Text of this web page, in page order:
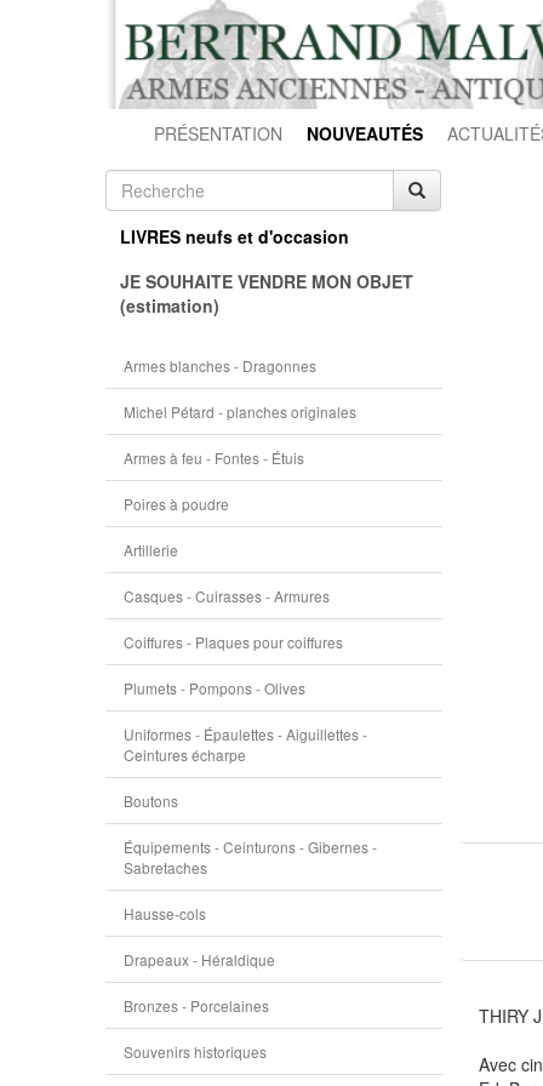
PRÉSENTATION NOUVEAUTÉS
LIVRES neufs et d'occasion
JE SOUHAITE VENDRE MON OBJET
(estimation)
Armes blanches - Dragonnes
Michel Pétard - planches originales
Armes à feu - Fontes - Étuis
Poires à poudre
Artillerie
Casques - Cuirasses - Armures
Coiffures - Plaques pour coiffures
Plumets - Pompons - Olives
Uniformes - Épaulettes - Aiguillettes -
Ceintures écharpe
Boutons
Équipements - Ceinturons - Gibernes -
Sabretaches
Hausse-cols
Drapeaux - Héraldique
Bronzes - Porcelaines
Souvenirs historiques
THIRY
Avec